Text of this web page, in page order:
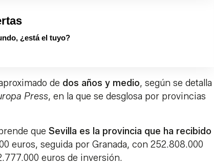
¿está el tuyo?
de dos años y medio, según se detalla
Press, en la que se desglosa por provincias
que Sevilla es la provincia que ha recibido
euros, seguida por Granada, con 252.808.000
euros de inversión.